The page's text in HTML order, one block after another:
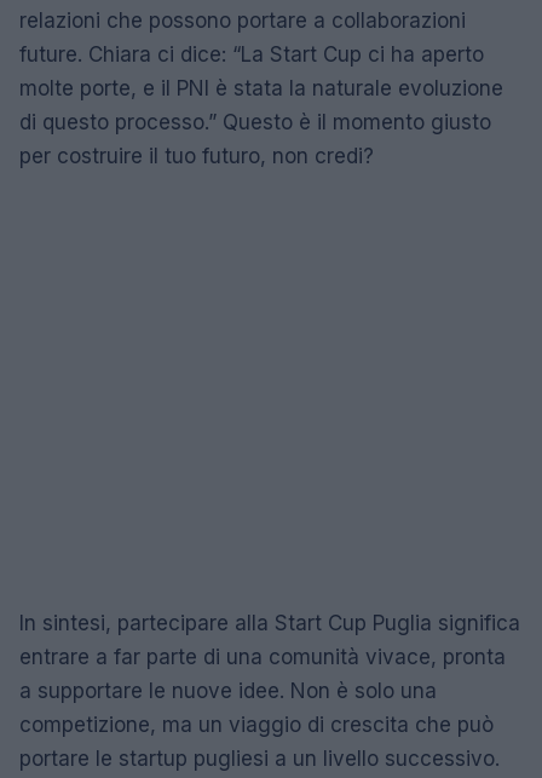
relazioni che possono portare a collaborazioni
future. Chiara ci dice: “La Start Cup ci ha aperto
molte porte, e il PNI è stata la naturale evoluzione
di questo processo.” Questo è il momento giusto
per costruire il tuo futuro, non credi?
In sintesi, partecipare alla Start Cup Puglia significa
entrare a far parte di una comunità vivace, pronta
a supportare le nuove idee. Non è solo una
competizione, ma un viaggio di crescita che può
portare le startup pugliesi a un livello successivo.